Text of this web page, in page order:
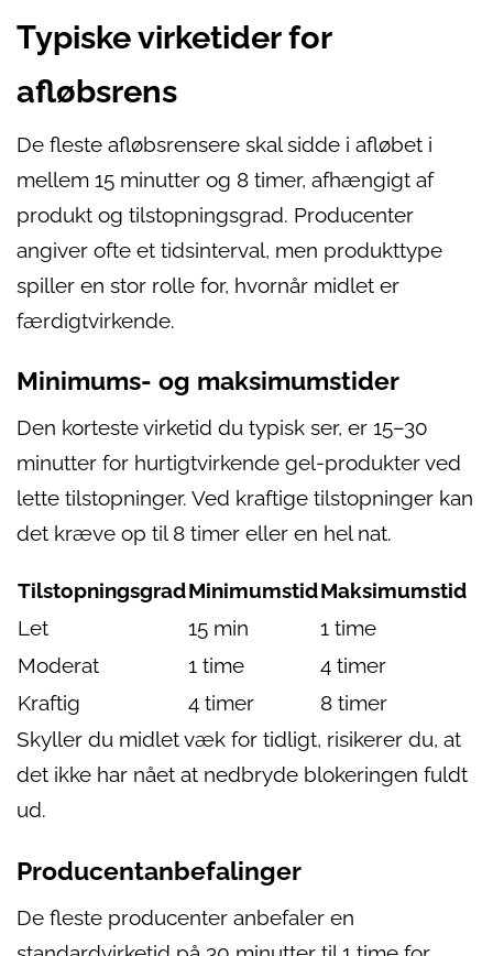
Typiske virketider for
afløbsrens
De fleste afløbsrensere skal sidde i afløbet i
mellem 15 minutter og 8 timer, afhængigt af
produkt og tilstopningsgrad. Producenter
angiver ofte et tidsinterval, men produkttype
spiller en stor rolle for, hvornår midlet er
færdigtvirkende.
Minimums- og maksimumstider
Den korteste virketid du typisk ser, er 15–30
minutter for hurtigtvirkende gel-produkter ved
lette tilstopninger. Ved kraftige tilstopninger kan
det kræve op til 8 timer eller en hel nat.
TilstopningsgradMinimumstidMaksimumstid
Let
15 min
1 time
Moderat
1 time
4 timer
Kraftig
4 timer
8 timer
Skyller du midlet væk for tidligt, risikerer du, at
det ikke har nået at nedbryde blokeringen fuldt
ud.
Producentanbefalinger
De fleste producenter anbefaler en